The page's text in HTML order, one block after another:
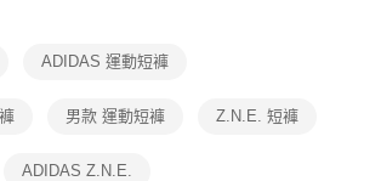
AFTEE先享後付 」之結帳頁面顯示為準，若有關於
需取消欲退款等相關疑問，請聯繫「AFTEE先享後付
netprotections.freshdesk.com/support/home
份有限公司提供之「AFTEE先享後付」服務完成之交
有限公司。
ADIDAS 運動短褲
男款 運動短褲 Z.N.E. 短褲
ADIDAS Z.N.E.